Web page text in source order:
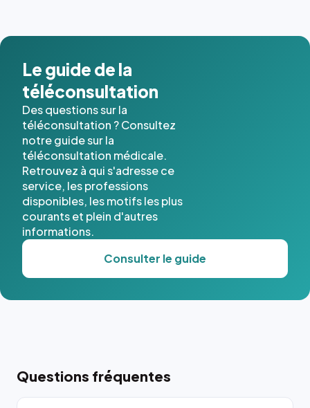
cas. #}
Le guide de la
téléconsultation
Des questions sur la
téléconsultation ? Consultez
notre guide sur la
téléconsultation médicale.
Retrouvez à qui s'adresse ce
service, les professions
disponibles, les motifs les plus
courants et plein d'autres
informations.
Consulter le guide
Questions fréquentes